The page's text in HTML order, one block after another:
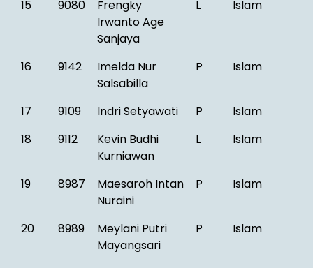
15 9080
Frengky
Irwanto Age
Sanjaya
L Islam
16 9142
Imelda Nur
Salsabilla
P Islam
17 9109 Indri Setyawati P
Islam
18
9112
Kevin Budhi
Kurniawan
L Islam
19 8987
Maesaroh Intan
Nuraini
P Islam
20 8989
Meylani Putri
Mayangsari
P Islam